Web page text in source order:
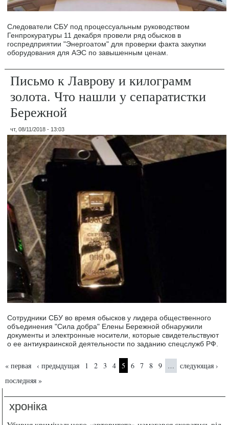
Следователи СБУ под процессуальным руководством
Генпрокуратуры 11 декабря провели ряд обысков в
госпредприятии "Энергоатом" для проверки факта закупки
оборудования для АЭС по завышенным ценам.
Письмо к Лаврову и килограмм
золота. Что нашли у сепаратистки
Бережной
чт, 08/11/2018 - 13:03
Сотрудники СБУ во время обысков у лидера общественного
объединения "Сила добра" Елены Бережной обнаружили
документы и электронные носители, которые свидетельствуют
о ее антиукраинской деятельности по заданию спецслужб РФ.
Страницы
« первая ‹ предыдущая 1 2 3 4 5 6 7 8 9 …
следующая ›
последняя »
хроніка